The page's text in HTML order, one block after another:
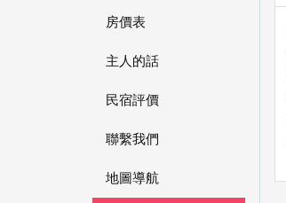
房價表
主人的話
民宿評價
聯繫我們
地圖導航